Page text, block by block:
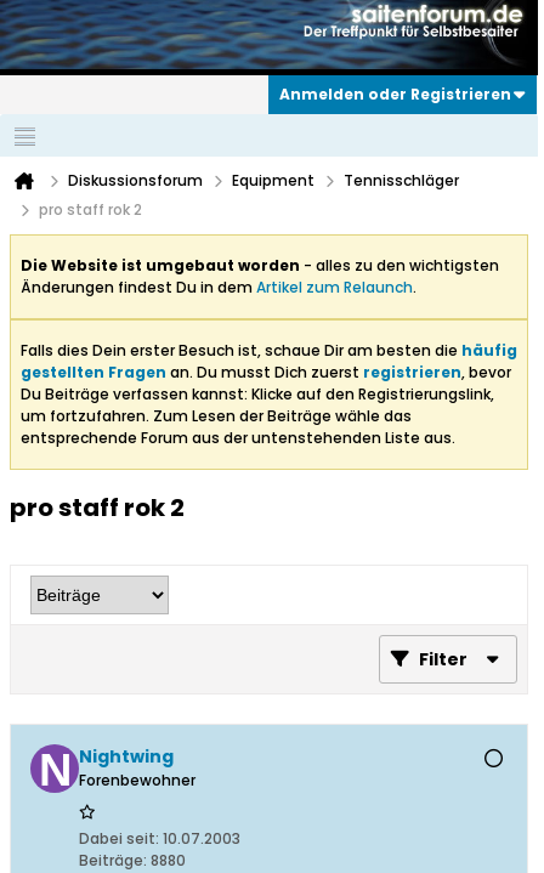
Anmelden oder Registrieren
Diskussionsforum Equipment
Tennisschläger
pro staff rok 2
Die Website ist umgebaut worden - alles zu den wichtigsten
Änderungen findest Du in demArtikel zum Relaunch.
Falls dies Dein erster Besuch ist, schaue Dir am besten die häufig
gestellten Fragen an. Du musst Dich zuerst registrieren, bevor
Du Beiträge verfassen kannst: Klicke auf den Registrierungslink,
um fortzufahren. Zum Lesen der Beiträge wähle das
entsprechende Forum aus der untenstehenden Liste aus.
pro staff rok 2
Filter
Nightwing
Forenbewohner
Dabei seit: 10.07.2003
Beiträge: 8880